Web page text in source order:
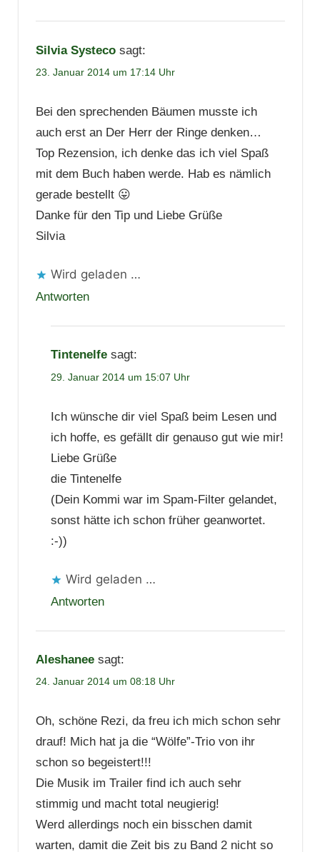
Silvia Systeco sagt:
23. Januar 2014 um 17:14 Uhr
Bei den sprechenden Bäumen musste ich
auch erst an Der Herr der Ringe denken…
Top Rezension, ich denke das ich viel Spaß
mit dem Buch haben werde. Hab es nämlich
gerade bestellt 😛
Danke für den Tip und Liebe Grüße
Silvia
Wird geladen …
Antworten
Tintenelfe sagt:
29. Januar 2014 um 15:07 Uhr
Ich wünsche dir viel Spaß beim Lesen und
ich hoffe, es gefällt dir genauso gut wie mir!
Liebe Grüße
die Tintenelfe
(Dein Kommi war im Spam-Filter gelandet,
sonst hätte ich schon früher geanwortet.
:-))
Wird geladen …
Antworten
Aleshanee sagt:
24. Januar 2014 um 08:18 Uhr
Oh, schöne Rezi, da freu ich mich schon sehr
drauf! Mich hat ja die “Wölfe”-Trio von ihr
schon so begeistert!!!
Die Musik im Trailer find ich auch sehr
stimmig und macht total neugierig!
Werd allerdings noch ein bisschen damit
warten, damit die Zeit bis zu Band 2 nicht so